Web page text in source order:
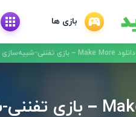
بازی ها
دانلود Make More – بازی تفننی-شبیه‌سازی تولید بیشتر اندروید + مود